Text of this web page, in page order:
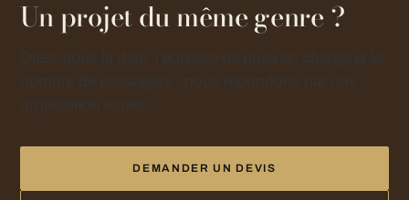
Un projet du même genre ?
DEMANDER UN DEVIS